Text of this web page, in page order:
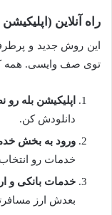
راه آنلاین
این روش جدید و
توی صف وایسی. همه
اپلیکیشن بله
دانلودش کن.
ورود به بخش
خدمات رو
خدمات بانکی و
بعدش ارز